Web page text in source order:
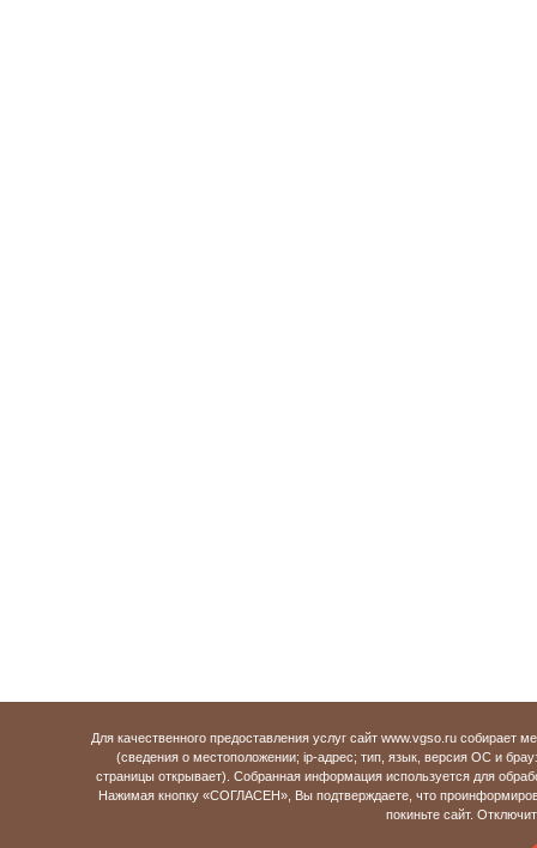
Для качественного предоставления услуг сайт www.vgso.ru
(сведения о местоположении; ip-адрес; тип, язык, версия ОС и
страницы открывает). Собранная информация используется для
Нажимая кнопку «СОГЛАСЕН», Вы подтверждаете, что
покиньте сайт.